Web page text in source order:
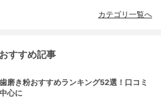
カテゴリ一覧へ
すすめ記事
磨き粉おすすめランキング52選！口コミ
心に